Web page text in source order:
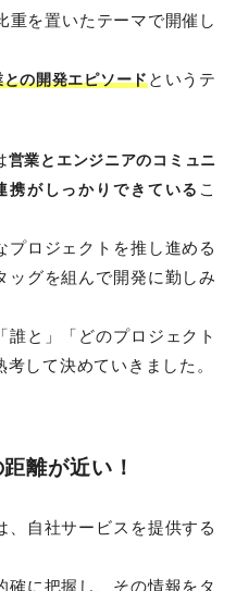
重を置いたテーマで開催し
との開発エピソードというテ
営業とエンジニアのコミュニ
携がしっかりできている こ
プロジェクトを推し進める
ッグを組んで開発に勤しみ
と」「どのプロジェクト
して決めていきました。
離が近い！
、自社サービスを提供する
確に把握し、その情報をタ